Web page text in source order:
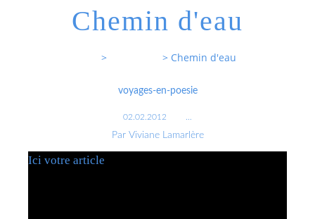
Chemin d'eau
> > Chemin d'eau
voyages-en-poesie
02.02.2012
Par Viviane Lamarlère
Ici votre article